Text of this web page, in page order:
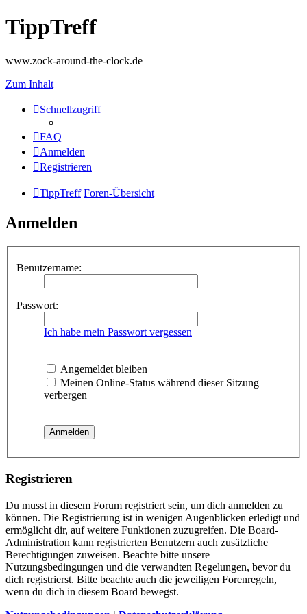
TippTreff
www.zock-around-the-clock.de
Zum Inhalt
Schnellzugriff
FAQ
Anmelden
Registrieren
TippTreff Foren-Übersicht
Anmelden
Benutzername:
Passwort:
Ich habe mein Passwort vergessen
Angemeldet bleiben
Meinen Online-Status während dieser Sitzung
verbergen
Registrieren
Du musst in diesem Forum registriert sein, um dich anmelden zu
können. Die Registrierung ist in wenigen Augenblicken erledigt und
ermöglicht dir, auf weitere Funktionen zuzugreifen. Die Board-
Administration kann registrierten Benutzern auch zusätzliche
Berechtigungen zuweisen. Beachte bitte unsere
Nutzungsbedingungen und die verwandten Regelungen, bevor du
dich registrierst. Bitte beachte auch die jeweiligen Forenregeln,
wenn du dich in diesem Board bewegst.